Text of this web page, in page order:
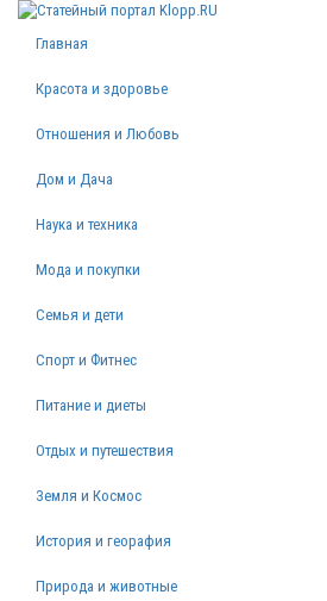
Главная
Красота и здоровье
Отношения и Любовь
Дом и Дача
Наука и техника
Мода и покупки
Семья и дети
Спорт и Фитнес
Питание и диеты
Отдых и путешествия
Земля и Космос
История и георафия
Природа и животные